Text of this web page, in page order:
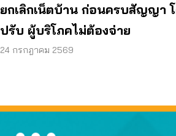
ยกเลิกเน็ตบ้าน ก่อนครบสัญญา โ
ปรับ ผู้บริโภคไม่ต้องจ่าย
24 กรกฎาคม 2569